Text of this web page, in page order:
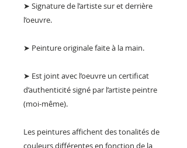
➤ Signature de l’artiste sur et derrière
l’oeuvre.
➤ Peinture originale faite à la main.
➤ Est joint avec l’oeuvre un certificat
d’authenticité signé par l’artiste peintre
(moi-même).
Les peintures affichent des tonalités de
couleurs différentes en fonction de la